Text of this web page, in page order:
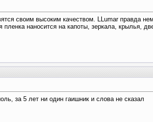
своим высоким качеством. LLumar правда
пленка наносится на капоты, зеркала, крылья,
за 5 лет ни один гаишник и слова не сказал